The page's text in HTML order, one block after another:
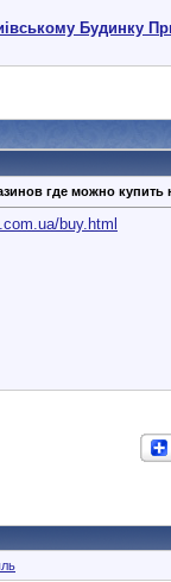
Будинку
где можно
buy.html